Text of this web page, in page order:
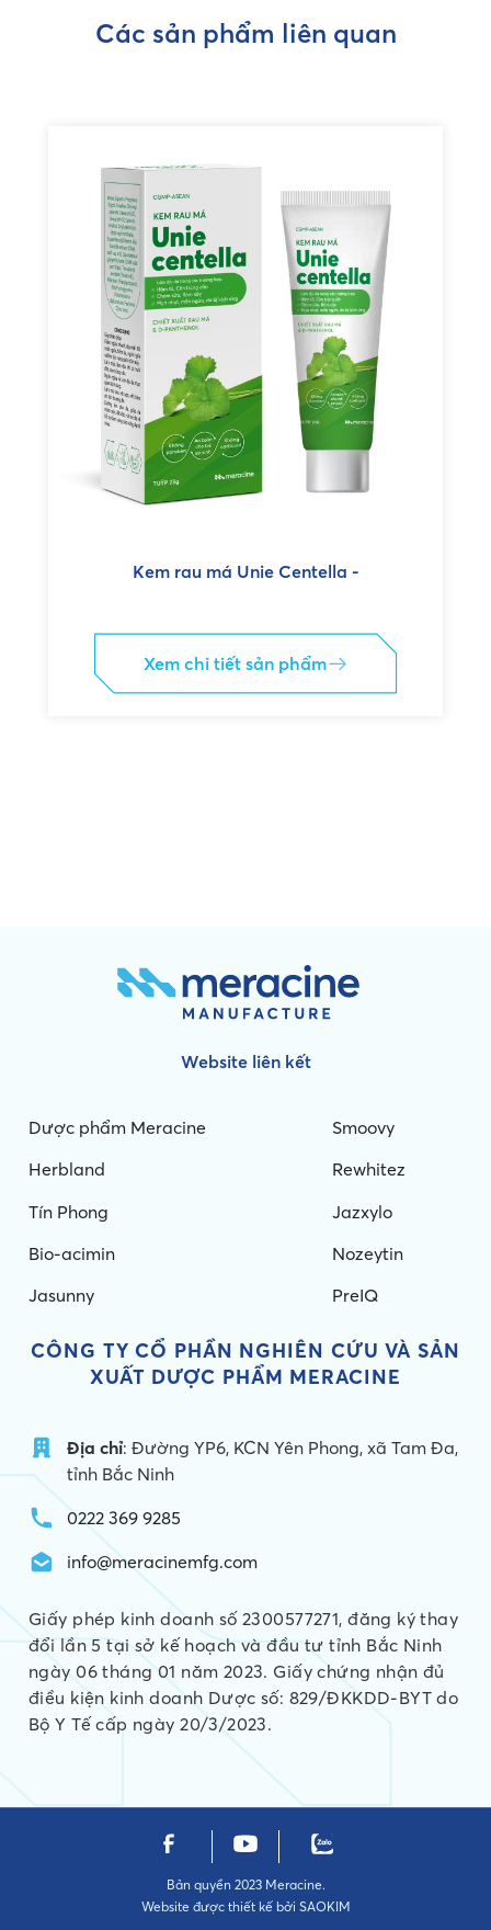
Các sản phẩm liên quan
Kem rau má Unie Centella -
Xem chi tiết sản phẩm
Website liên kết
Dược phẩm Meracine
Herbland
Tín Phong
Bio-acimin
Jasunny
Smoovy
Rewhitez
Jazxylo
Nozeytin
PreIQ
CÔNG TY CỔ PHẦN NGHIÊN CỨU VÀ SẢN
XUẤT DƯỢC PHẨM MERACINE
Địa chỉ: Đường YP6, KCN Yên Phong, xã Tam Đa,
tỉnh Bắc Ninh
0222 369 9285
info@meracinemfg.com
Giấy phép kinh doanh số 2300577271, đăng ký thay
đổi lần 5 tại sở kế hoạch và đầu tư tỉnh Bắc Ninh
ngày 06 tháng 01 năm 2023. Giấy chứng nhận đủ
điều kiện kinh doanh Dược số: 829/ĐKKDD-BYT do
Bộ Y Tế cấp ngày 20/3/2023.
Bản quyền 2023 Meracine.
Website được thiết kế bởi SAOKIM